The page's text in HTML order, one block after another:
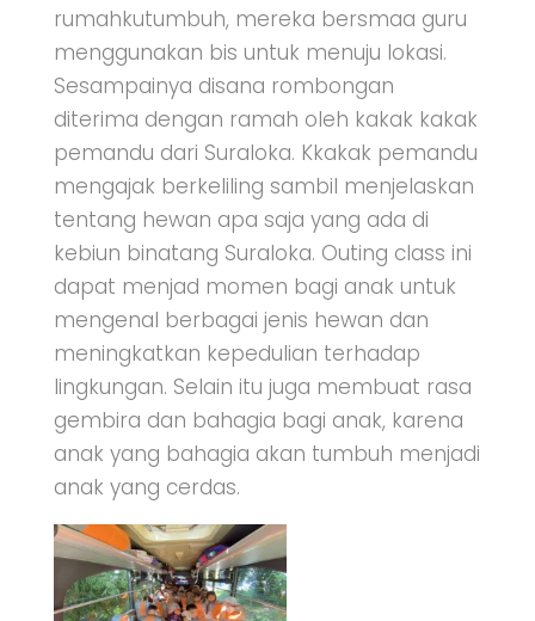
rumahkutumbuh, mereka bersmaa guru
menggunakan bis untuk menuju lokasi.
Sesampainya disana rombongan
diterima dengan ramah oleh kakak kakak
pemandu dari Suraloka. Kkakak pemandu
mengajak berkeliling sambil menjelaskan
tentang hewan apa saja yang ada di
kebiun binatang Suraloka. Outing class ini
dapat menjad momen bagi anak untuk
mengenal berbagai jenis hewan dan
meningkatkan kepedulian terhadap
lingkungan. Selain itu juga membuat rasa
gembira dan bahagia bagi anak, karena
anak yang bahagia akan tumbuh menjadi
anak yang cerdas.